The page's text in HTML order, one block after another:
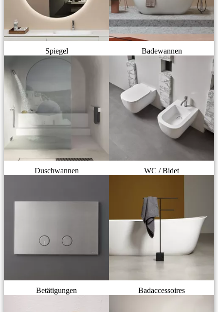
Spiegel Badewannen
Duschwannen WC / Bidet
Betätigungen Badaccessoires